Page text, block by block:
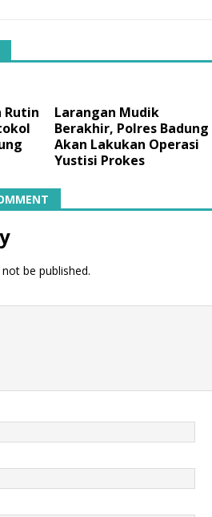
Rutin
Larangan Mudik
Berakhir, Polres Badung
Akan Lakukan Operasi
Yustisi Prokes
be published.